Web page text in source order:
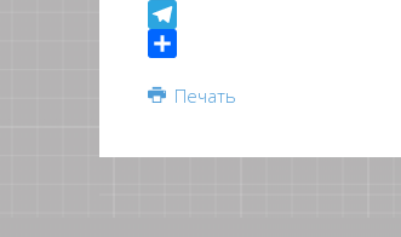
VK
Telegram
Печать